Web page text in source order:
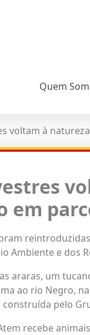
Quem
voltam à
em
Ambiente e dos
araras, um
ao rio Negro,
construída pelo
recebe